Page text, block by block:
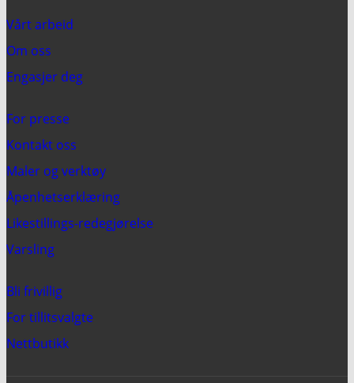
Vårt arbeid
Om oss
Engasjer deg
For presse
Kontakt oss
Maler og verktøy
Åpenhetserklæring
Likestillings-redegjørelse
Varsling
Bli frivillig
For tillitsvalgte
Nettbutikk